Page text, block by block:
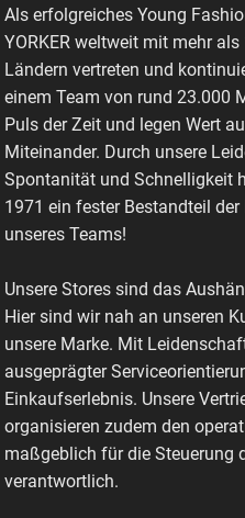
Als erfolgreiches Young
YORKER weltweit mit mehr
Ländern vertreten und
einem Team von rund 23.000
Puls der Zeit und legen Wert
Miteinander. Durch unsere
Spontanität und Schnelligkeit
1971 ein fester Bestandteil
unseres Teams!
Unsere Stores sind das
Hier sind wir nah an unseren
unsere Marke. Mit
ausgeprägter
Einkaufserlebnis. Unsere
organisieren zudem den
maßgeblich für die Steuerung
verantwortlich.